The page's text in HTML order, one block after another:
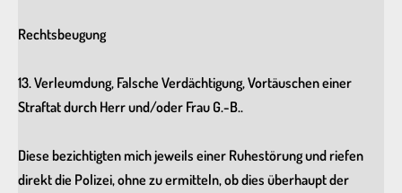
Rechtsbeugung
13. Verleumdung, Falsche Verdächtigung, Vortäuschen einer
Straftat durch Herr und/oder Frau G.-B..
Diese bezichtigten mich jeweils einer Ruhestörung und riefen
direkt die Polizei, ohne zu ermitteln, ob dies überhaupt der